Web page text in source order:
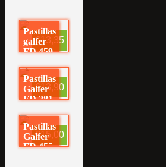
Pastillas
galfer
FD 459
€13,35
Pastillas
Galfer
FD 281
€13,90
Pastillas
Galfer
FD 455
€15,00